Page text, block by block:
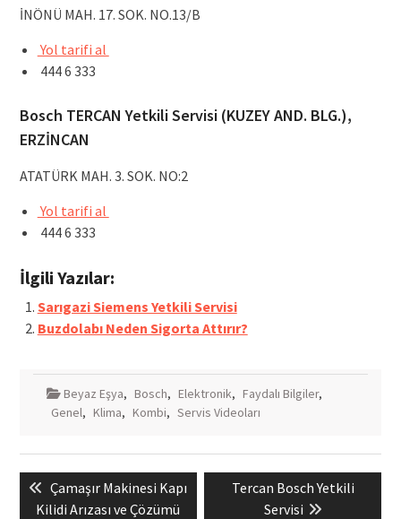
İNÖNÜ MAH. 17. SOK. NO.13/B
Yol tarifi al
444 6 333
Bosch TERCAN Yetkili Servisi (KUZEY AND. BLG.),
ERZİNCAN
ATATÜRK MAH. 3. SOK. NO:2
Yol tarifi al
444 6 333
İlgili Yazılar:
Sarıgazi Siemens Yetkili Servisi
Buzdolabı Neden Sigorta Attırır?
Beyaz Eşya, Bosch, Elektronik, Faydalı Bilgiler,
Genel, Klima, Kombi, Servis Videoları
gezinmesi
Previous
post:
Çamaşır Makinesi Kapı
Kilidi Arızası ve Çözümü
Next
Tercan Bosch Yetkili
Servisi